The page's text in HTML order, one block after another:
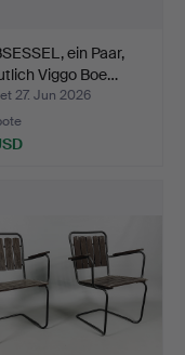
ein Paar,
Viggo Boe…
27. Jun 2026